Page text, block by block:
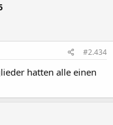
#2.434
hatten alle einen